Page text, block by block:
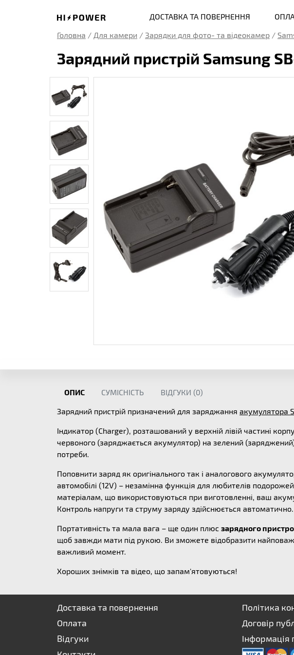
ДОСТАВКА ТА ПОВЕРНЕННЯ
Головна / Для камери / Зарядки для фото- та відеокамер /
Зарядний пристрій Samsung
ОПИС СУМІСНІСТЬ ВІДГУКИ (0)
Зарядний пристрій призначений для заряджання акумулятора
Індикатор (Charger), розташований у верхній лівій частині
червоного (заряджається акумулятор) на зелений
потреби.
Поповнити заряд як оригінального так і аналогового
автомобілі (12V) – незамінна функція для любителів
матеріалам, що використовуються при виготовленні, ваш
Контроль напруги та струму заряду здійснюється автоматично.
Портативність та мала вага – ще один плюс зарядного
щоб завжди мати під рукою. Ви зможете відобразити
важливий момент.
Хороших знімків та відео, що запам'ятовуються!
Доставка та повернення
Оплата
Відгуки
Політика
Договір
Інформація